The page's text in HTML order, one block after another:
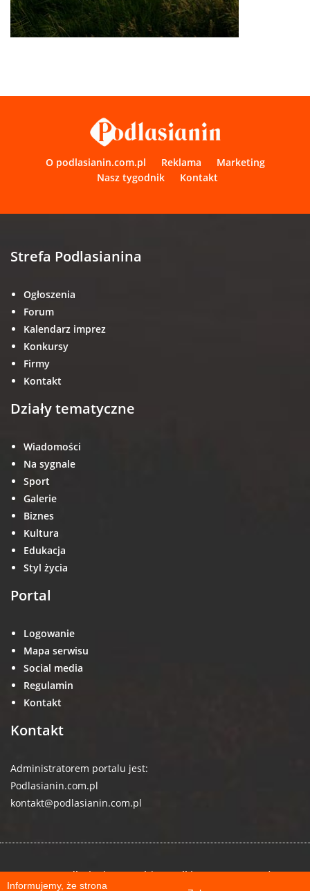
Informujemy, że strona
O podlasianin.com.pl Reklama
Marketing
Nasz tygodnik
Kontakt
Strefa Podlasianina
Ogłoszenia
Forum
Kalendarz imprez
Konkursy
Firmy
Kontakt
Działy tematyczne
Wiadomości
Na sygnale
Sport
Galerie
Biznes
Kultura
Edukacja
Styl życia
Portal
Logowanie
Mapa serwisu
Social media
Regulamin
Kontakt
Kontakt
Administratorem portalu jest:
Podlasianin.com.pl
kontakt@podlasianin.com.pl
© 2026 podlasianin.com.pl | Wszelkie prawa zastrzeżone